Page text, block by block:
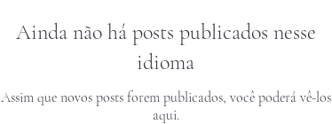
Ainda não há posts publicados nesse
idioma
Assim que novos posts forem publicados, você poderá vê-los
aqui.